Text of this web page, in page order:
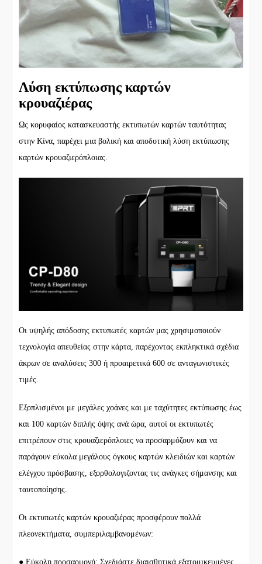
Λύση εκτύπωσης καρτών
κρουαζιέρας
Ως κορυφαίος κατασκευαστής εκτυπωτών καρτών ταυτότητας
στην Κίνα, παρέχει μια βολική και αποδοτική λύση εκτύπωσης
καρτών κρουαζιερόπλοιας.
Οι υψηλής απόδοσης εκτυπωτές καρτών μας χρησιμοποιούν
τεχνολογία απευθείας στην κάρτα, παρέχοντας εκπληκτικά σχέδια
άκρων σε αναλύσεις 300 ή προαιρετικά 600 σε ανταγωνιστικές
τιμές.
Εξοπλισμένοι με μεγάλες χοάνες και με ταχύτητες εκτύπωσης έως
και 100 καρτών διπλής όψης ανά ώρα, αυτοί οι εκτυπωτές
επιτρέπουν στις κρουαζιερόπλοιες να προσαρμόζουν και να
παράγουν εύκολα μεγάλους όγκους καρτών κλειδιών και καρτών
ελέγχου πρόσβασης, εξορθολογιζοντας τις ανάγκες σήμανσης και
ταυτοποίησης.
Οι εκτυπωτές καρτών κρουαζιέρας προσφέρουν πολλά
πλεονεκτήματα, συμπεριλαμβανομένων:
● Εύκολη προσαρμογή: Σχεδιάστε διαισθητικά εξατομικευμένες